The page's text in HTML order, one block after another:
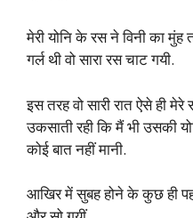
मेरी योनि के रस ने विनी का
गर्ल थी वो सारा रस चाट गयी.
इस तरह वो सारी रात ऐसे ही
उकसाती रही कि मैं भी उसकी
कोई बात नहीं मानी.
आखिर में सुबह होने के कुछ ही